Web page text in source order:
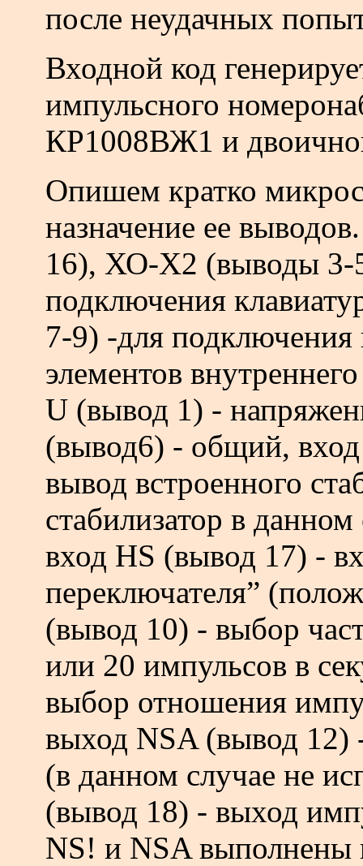
после неудачных
Входной код
импульсного
КР1008ВЖ1 и
Опишем кратко
назначение ее
16), ХО-Х2 (выводы 3-
подключения
7-9) -для
элементов
U (вывод 1) -
(вывод6) - общий,
вывод встроенного
стабилизатор в
вход HS (вывод 17) -
переключателя”
(вывод 10) - выбор
или 20 импульсов в
выбор отношения
выход NSA (вы­вод 12)
(в данном случае не
(вывод 18) - выход
NS! и NSA выполнены